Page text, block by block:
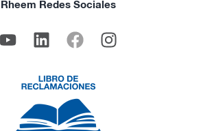
Rheem Redes Sociales